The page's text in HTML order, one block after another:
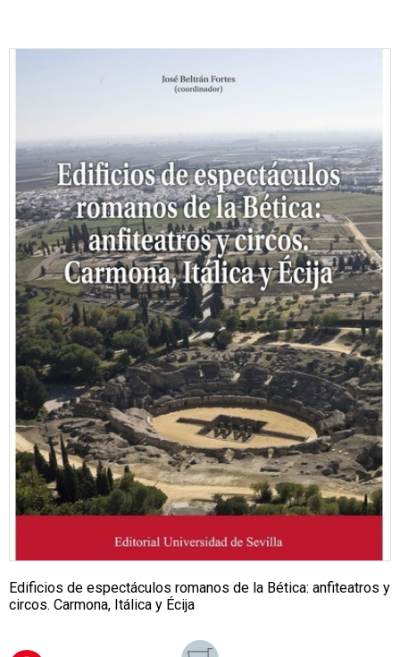
Edificios de espectáculos romanos de la Bética: anfiteatros y
circos. Carmona, Itálica y Écija